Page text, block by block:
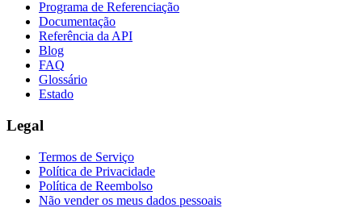
Programa de Referenciação
Documentação
Referência da API
Blog
FAQ
Glossário
Estado
Legal
Termos de Serviço
Política de Privacidade
Política de Reembolso
Não vender os meus dados pessoais